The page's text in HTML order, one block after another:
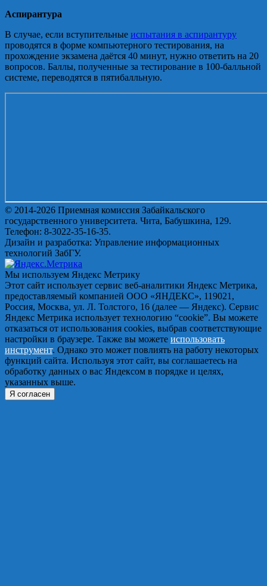
Аспирантура
В случае, если вступительные испытания в аспирантуру
проводятся в форме компьютерного тестирования, на
прохождение экзамена даётся 40 минут, нужно ответить на 20
вопросов. Баллы, полученные за тестирование в 100-балльной
системе, переводятся в пятибалльную.
© 2014-2026 Приемная комиссия Забайкальского
государственного университета. Чита, Бабушкина, 129.
Телефон: 8-3022-35-16-35.
Дизайн и разработка: Управление информационных
технологий ЗабГУ.
Мы используем Яндекс Метрику
Этот сайт использует сервис веб-аналитики Яндекс Метрика,
предоставляемый компанией ООО «ЯНДЕКС», 119021,
Россия, Москва, ул. Л. Толстого, 16 (далее — Яндекс). Сервис
Яндекс Метрика использует технологию “cookie”. Вы можете
отказаться от использования cookies, выбрав соответствующие
настройки в браузере. Также вы можете использовать
инструмент. Однако это может повлиять на работу некоторых
функций сайта. Используя этот сайт, вы соглашаетесь на
обработку данных о вас Яндексом в порядке и целях,
указанных выше.
Я согласен